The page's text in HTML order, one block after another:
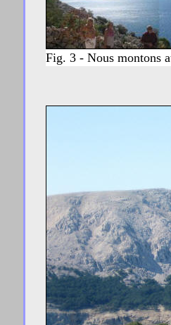
Fig. 3 - Nous montons